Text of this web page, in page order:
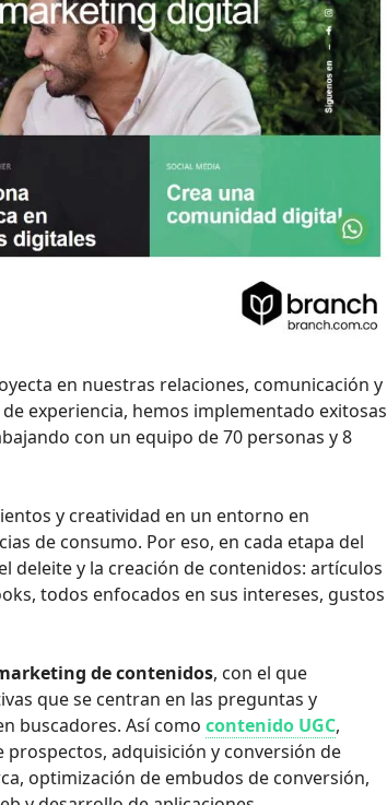
en nuestras relaciones, comunicación y
experiencia, hemos implementado exitosas
con un equipo de 70 personas y 8
y creatividad en un entorno en
de consumo. Por eso, en cada etapa del
deleite y la creación de contenidos: artículos
todos enfocados en sus intereses, gustos
de contenidos, con el que
que se centran en las preguntas y
buscadores. Así comocontenido UGC,
prospectos, adquisición y conversión de
optimización de embudos de conversión,